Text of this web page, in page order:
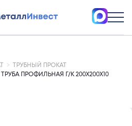
ТРУБНЫЙ ПРОКАТ
ТРУБА ПРОФИЛЬНАЯ Г/К 200Х200Х10